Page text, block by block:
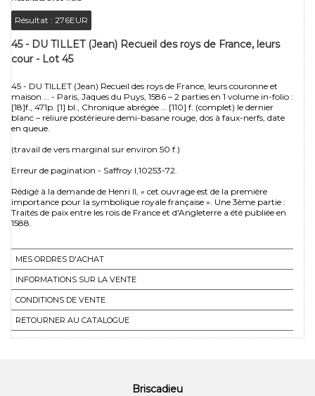
Résultat : 276EUR
45 - DU TILLET (Jean) Recueil des roys de France, leurs
cour - Lot 45
45 - DU TILLET (Jean) Recueil des roys de France, leurs couronne et
maison … - Paris, Jaques du Puys, 1586 – 2 parties en 1 volume in-folio :
[18]f., 471p. [1] bl., Chronique abrégée … [110] f. (complet) le dernier
blanc – reliure postérieure demi-basane rouge, dos à faux-nerfs, date
en queue.
(travail de vers marginal sur environ 50 f.)
Erreur de pagination - Saffroy I,10253-72.
Rédigé à la demande de Henri II, « cet ouvrage est de la première
importance pour la symbolique royale française ». Une 3ème partie :
Traités de paix entre les rois de France et d'Angleterre a été publiée en
1588.
MES ORDRES D'ACHAT
INFORMATIONS SUR LA VENTE
CONDITIONS DE VENTE
RETOURNER AU CATALOGUE
Briscadieu